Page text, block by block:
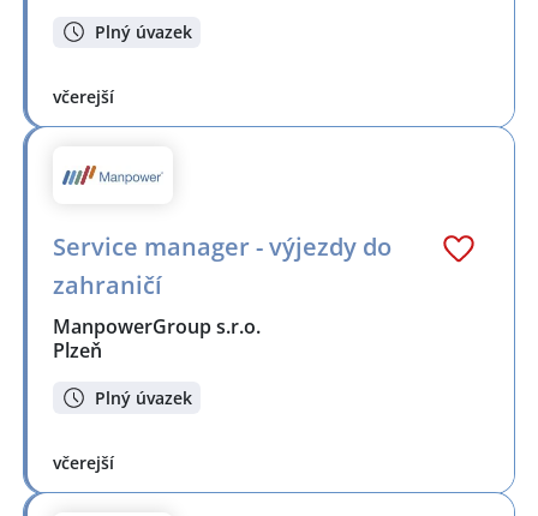
Plný úvazek
včerejší
Service manager - výjezdy do
zahraničí
ManpowerGroup s.r.o.
Plzeň
Plný úvazek
včerejší